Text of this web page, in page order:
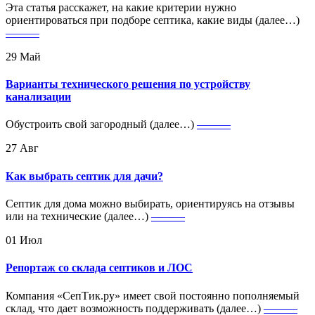
Эта статья расскажет, на какие критерии нужно
ориентироваться при подборе септика, какие виды (далее…)
———
29 Май
Варианты технического решения по устройству
канализации
Обустроить свой загородный (далее…) ———
27 Авг
Как выбрать септик для дачи?
Септик для дома можно выбирать, ориентируясь на отзывы
или на технические (далее…) ———
01 Июл
Репортаж со склада септиков и ЛОС
Компания «СепТик.ру» имеет свой постоянно пополняемый
склад, что дает возможность поддерживать (далее…) ———